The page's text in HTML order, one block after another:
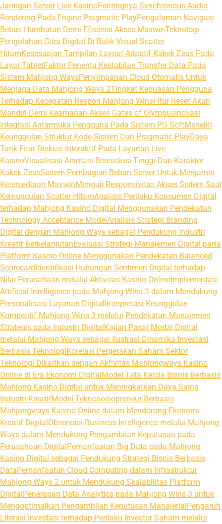
Jaringan Server Live KasinoPentingnya Synchronous Audio
Rendering Pada Engine Pragmatic PlayPengalaman Navigasi
Bebas Hambatan Demi Efisiensi Akses MaxwinTeknologi
Pengolahan Citra Digital Di Balik Visual Scatter
HitamKesesuaian Tampilan Layout Adaptif Kakek Zeus Pada
Layar TabletFaktor Penentu Kestabilan Transfer Data Pada
Sistem Mahjong WaysPenyimpanan Cloud Otomatis Untuk
Menjaga Data Mahjong Ways 2Tingkat Kepuasan Pengguna
Terhadap Kecepatan Respon Mahjong WinsFitur Reset Akun
Mandiri Demi Keamanan Akses Gates of OlympusInovasi
Integrasi Antarmuka Pengguna Pada Sistem PG SoftMeneliti
Keunggulan Struktur Kode Sistem Dari Pragmatic PlayDaya
Tarik Fitur Diskusi Interaktif Pada Layanan Live
KasinoVisualisasi Animasi Beresolusi Tinggi Dari Karakter
Kakek ZeusSistem Pembagian Beban Server Untuk Menjamin
Ketersediaan MaxwinMenguji Responsivitas Akses Sistem Saat
Kemunculan Scatter HitamAnalisis Perilaku Konsumen Digital
terhadap Mahjong Kasino Digital Menggunakan Pendekatan
Technology Acceptance ModelAnalisis Strategi Branding
Digital dengan Mahjong Ways sebagai Pendukung Industri
Kreatif BerkelanjutanEvaluasi Strategi Manajemen Digital pada
Platform Kasino Online Menggunakan Pendekatan Balanced
ScorecardIdentifikasi Hubungan Sentimen Digital terhadap
Nilai Perusahaan melalui Aktivitas Kasino OnlineImplementasi
Artificial Intelligence pada Mahjong Wins 3 dalam Mendukung
Personalisasi Layanan DigitalInterpretasi Keunggulan
Kompetitif Mahjong Wins 3 melalui Pendekatan Manajemen
Strategis pada Industri DigitalKajian Pasar Modal Digital
melalui Mahjong Ways sebagai Ilustrasi Dinamika Investasi
Berbasis TeknologiKorelasi Pergerakan Saham Sektor
Teknologi Dikaitkan dengan Aktivitas Mahjongways Kasino
Online di Era Ekonomi DigitalModel Tata Kelola Bisnis Berbasis
Mahjong Kasino Digital untuk Meningkatkan Daya Saing
Industri KreatifModel Teknososiopreneur Berbasis
Mahjongways Kasino Online dalam Mendorong Ekonomi
Kreatif DigitalObservasi Business Intelligence melalui Mahjong
Ways dalam Mendukung Pengambilan Keputusan pada
Perusahaan DigitalPemanfaatan Big Data pada Mahjong
Kasino Digital sebagai Pendukung Strategi Bisnis Berbasis
DataPemanfaatan Cloud Computing dalam Infrastruktur
Mahjong Ways 2 untuk Mendukung Skalabilitas Platform
DigitalPenerapan Data Analytics pada Mahjong Wins 3 untuk
Mengoptimalkan Pengambilan Keputusan ManajerialPengaruh
Literasi Investasi terhadap Perilaku Investor Saham melalui